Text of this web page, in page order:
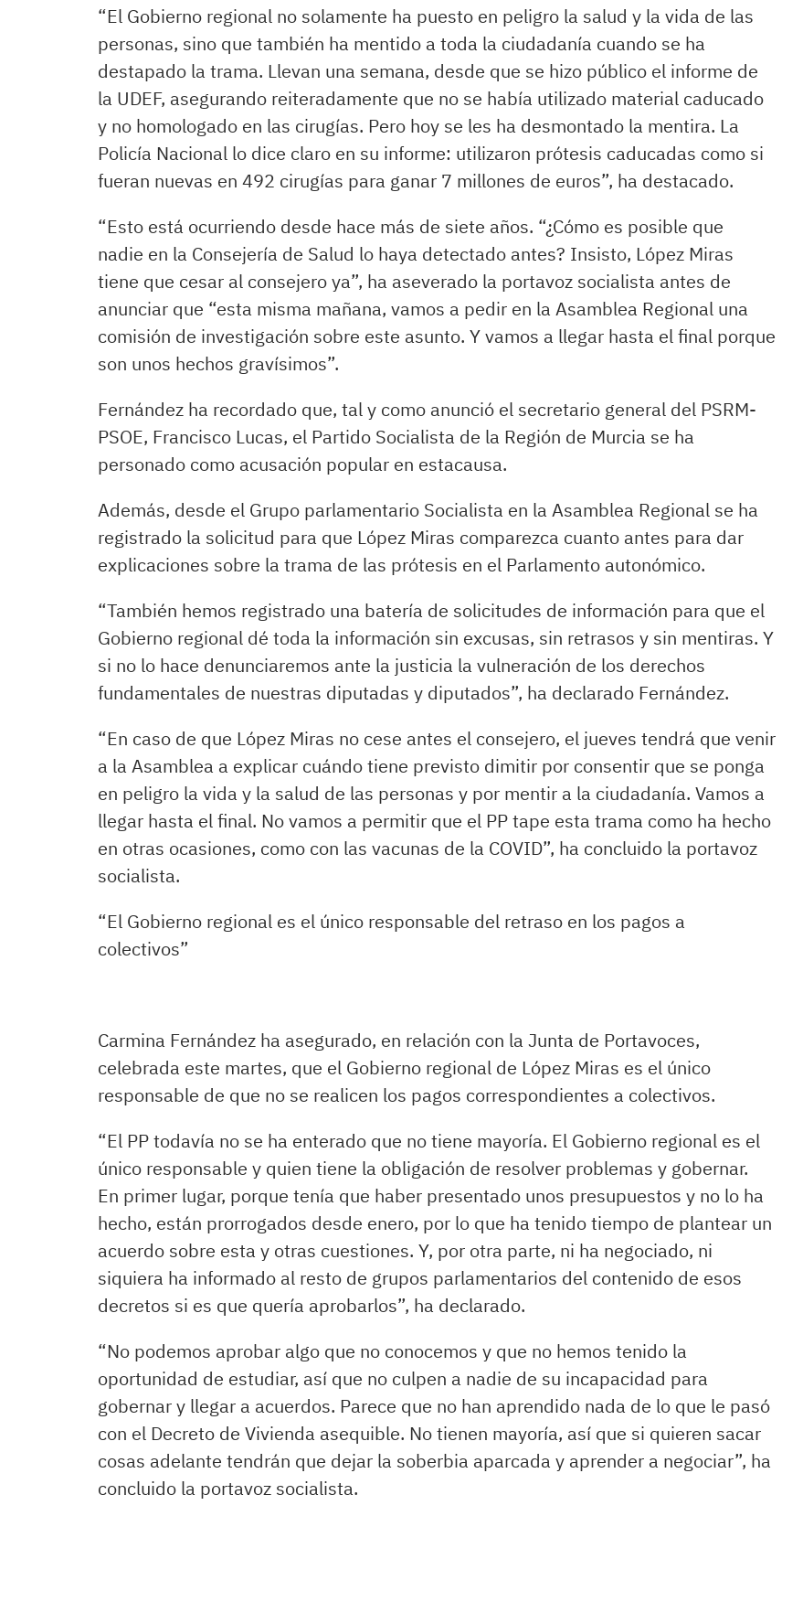
“El Gobierno regional no solamente ha puesto en peligro la salud y la vida de las
personas, sino que también ha mentido a toda la ciudadanía cuando se ha
destapado la trama. Llevan una semana, desde que se hizo público el informe de
la UDEF, asegurando reiteradamente que no se había utilizado material caducado
y no homologado en las cirugías. Pero hoy se les ha desmontado la mentira. La
Policía Nacional lo dice claro en su informe: utilizaron prótesis caducadas como si
fueran nuevas en 492 cirugías para ganar 7 millones de euros”, ha destacado.
​“Esto está ocurriendo desde hace más de siete años. “¿Cómo es posible que
nadie en la Consejería de Salud lo haya detectado antes? Insisto, López Miras
tiene que cesar al consejero ya”, ha aseverado la portavoz socialista antes de
anunciar que “esta misma mañana, vamos a pedir en la Asamblea Regional una
comisión de investigación sobre este asunto. Y vamos a llegar hasta el final porque
son unos hechos gravísimos”.
Fernández ha recordado que, tal y como anunció el secretario general del PSRM-
PSOE, Francisco Lucas, el Partido Socialista de la Región de Murcia se ha
personado como acusación popular en estacausa.
Además, desde el Grupo parlamentario Socialista en la Asamblea Regional se ha
registrado la solicitud para que López Miras comparezca cuanto antes para dar
explicaciones sobre la trama de las prótesis en el Parlamento autonómico.
“También hemos registrado una batería de solicitudes de información para que el
Gobierno regional dé toda la información sin excusas, sin retrasos y sin mentiras. Y
si no lo hace denunciaremos ante la justicia la vulneración de los derechos
fundamentales de nuestras diputadas y diputados”, ha declarado Fernández.
“En caso de que López Miras no cese antes el consejero, el jueves tendrá que venir
a la Asamblea a explicar cuándo tiene previsto dimitir por consentir que se ponga
en peligro la vida y la salud de las personas y por mentir a la ciudadanía. Vamos a
llegar hasta el final. No vamos a permitir que el PP tape esta trama como ha hecho
en otras ocasiones, como con las vacunas de la COVID”, ha concluido la portavoz
socialista.
“El Gobierno regional es el único responsable del retraso en los pagos a
colectivos”
​Carmina Fernández ha asegurado, en relación con la Junta de Portavoces,
celebrada este martes, que el Gobierno regional de López Miras es el único
responsable de que no se realicen los pagos correspondientes a colectivos.
“El PP todavía no se ha enterado que no tiene mayoría. El Gobierno regional es el
único responsable y quien tiene la obligación de resolver problemas y gobernar.
En primer lugar, porque tenía que haber presentado unos presupuestos y no lo ha
hecho, están prorrogados desde enero, por lo que ha tenido tiempo de plantear un
acuerdo sobre esta y otras cuestiones. Y, por otra parte, ni ha negociado, ni
siquiera ha informado al resto de grupos parlamentarios del contenido de esos
decretos si es que quería aprobarlos”, ha declarado.
“No podemos aprobar algo que no conocemos y que no hemos tenido la
oportunidad de estudiar, así que no culpen a nadie de su incapacidad para
gobernar y llegar a acuerdos. Parece que no han aprendido nada de lo que le pasó
con el Decreto de Vivienda asequible. No tienen mayoría, así que si quieren sacar
cosas adelante tendrán que dejar la soberbia aparcada y aprender a negociar”, ha
concluido la portavoz socialista.